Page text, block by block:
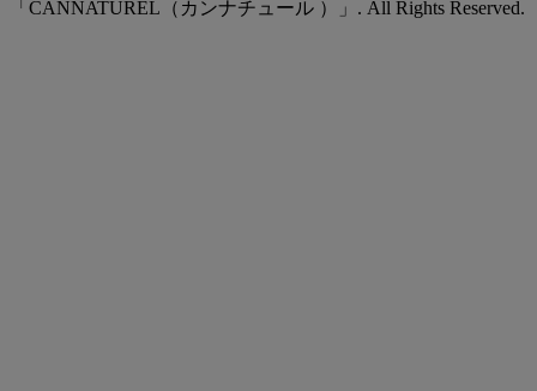
「CANNATUREL（カンナチュール ）」. All Rights Reserved.